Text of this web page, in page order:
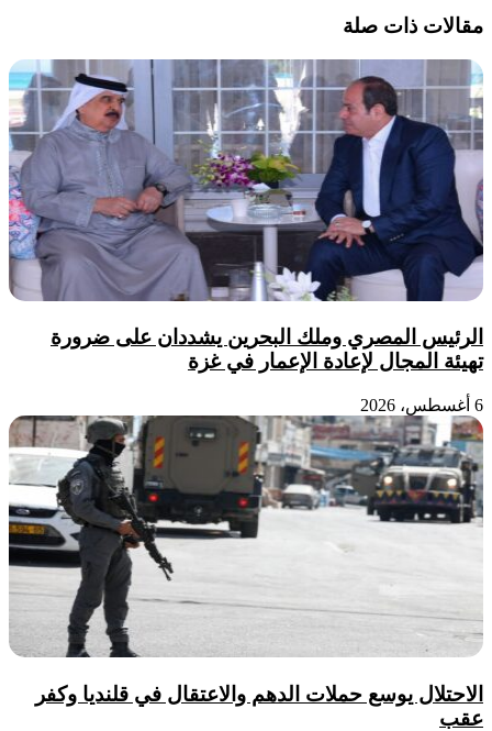
مقالات ذات صلة
الرئيس المصري وملك البحرين يشددان على ضرورة
تهيئة المجال لإعادة الإعمار في غزة
6 أغسطس، 2026
الاحتلال يوسع حملات الدهم والاعتقال في قلنديا وكفر
عقب